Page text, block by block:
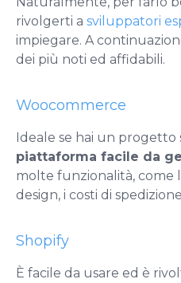
rivolgerti a sviluppatori
impiegare. A
dei più noti ed affidabili.
Woocommerce
Ideale se hai un progetto
piattaforma facile da
molte funzionalità, come
design, i costi di
Shopify
È facile da usare ed è